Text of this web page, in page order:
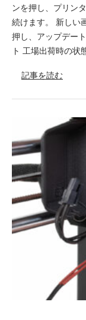
ンを押し、プリン
続けます。 新しい
押し、アップデー
ト 工場出荷時の
記事を読む